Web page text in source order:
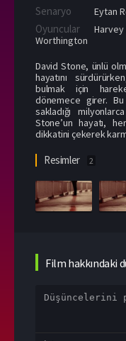
Senaryo Eytan
Oyuncular
Worthington
David Stone, ünlü
hayatını
bulmak için
dönemece girer.
sakladığı
Stone’un hayatı,
dikkatini çekerek
Resimler 2
Film hakkındaki